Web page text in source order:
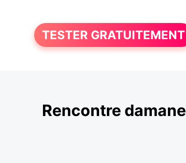
TESTER GRATUITEMENT
Rencontre damane